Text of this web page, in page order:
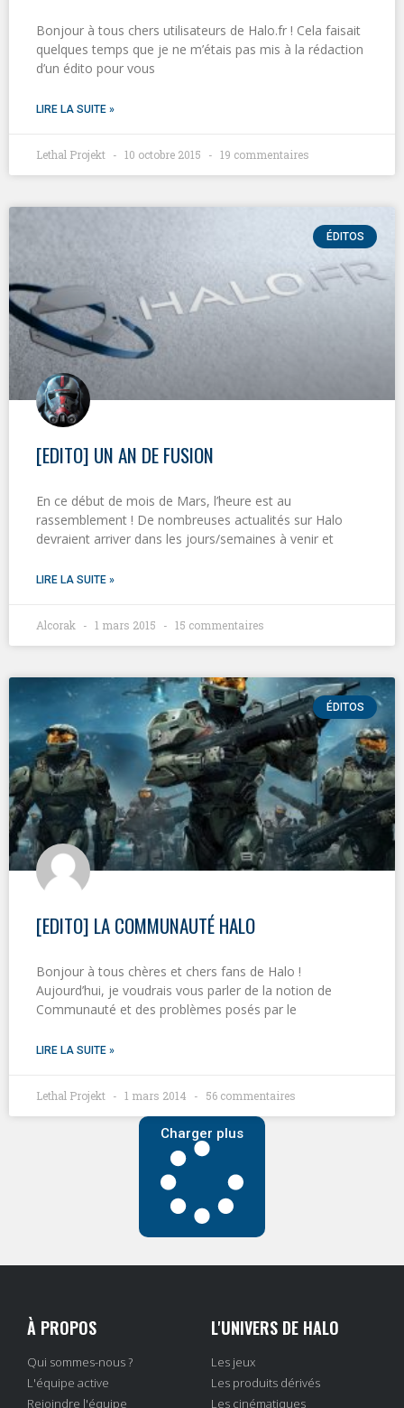
Bonjour à tous chers utilisateurs de Halo.fr ! Cela faisait
quelques temps que je ne m’étais pas mis à la rédaction
d’un édito pour vous
LIRE LA SUITE »
Lethal Projekt 10 octobre 2015 19 commentaires
ÉDITOS
[EDITO] UN AN DE FUSION
En ce début de mois de Mars, l’heure est au
rassemblement ! De nombreuses actualités sur Halo
devraient arriver dans les jours/semaines à venir et
LIRE LA SUITE »
Alcorak 1 mars 2015 15 commentaires
ÉDITOS
[EDITO] LA COMMUNAUTÉ HALO
Bonjour à tous chères et chers fans de Halo !
Aujourd’hui, je voudrais vous parler de la notion de
Communauté et des problèmes posés par le
LIRE LA SUITE »
Lethal Projekt 1 mars 2014 56 commentaires
Charger plus
À PROPOS
Qui sommes-nous ?
L'équipe active
Rejoindre l'équipe
L'UNIVERS DE HALO
Les jeux
Les produits dérivés
Les cinématiques